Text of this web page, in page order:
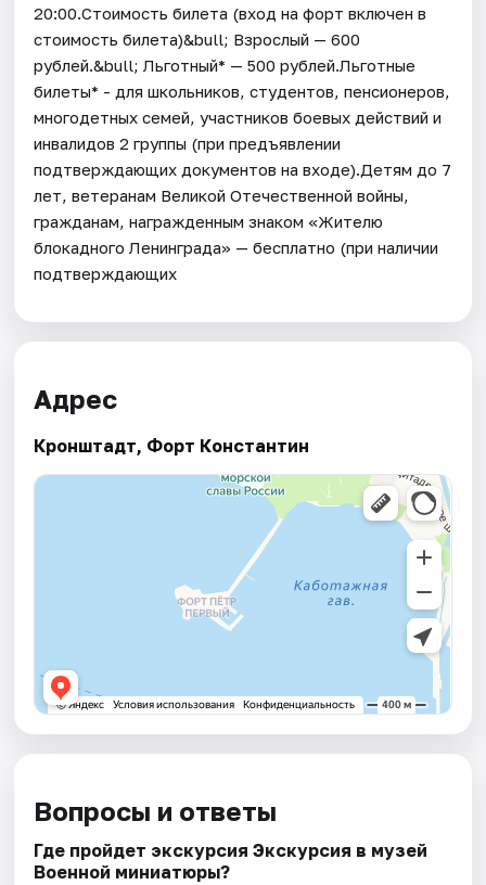
20:00.Стоимость билета (вход на форт включен в
стоимость билета)&bull; Взрослый — 600
рублей.&bull; Льготный* — 500 рублей.Льготные
билеты* - для школьников, студентов, пенсионеров,
многодетных семей, участников боевых действий и
инвалидов 2 группы (при предъявлении
подтверждающих документов на входе).Детям до 7
лет, ветеранам Великой Отечественной войны,
гражданам, награжденным знаком «Жителю
блокадного Ленинграда» — бесплатно (при наличии
подтверждающих
Адрес
Кронштадт, Форт Константин
Вопросы и ответы
Где пройдет экскурсия Экскурсия в музей
Военной миниатюры?